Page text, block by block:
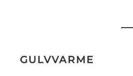
GULVVARME